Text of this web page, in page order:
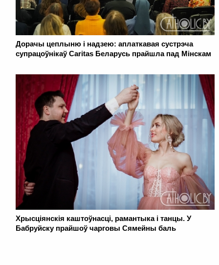
Дорачы цеплыню і надзею: аплаткавая сустрэча
супрацоўнікаў Caritas Беларусь прайшла пад Мінскам
Хрысціянскія каштоўнасці, рамантыка і танцы. У
Бабруйску прайшоў чарговы Сямейны баль